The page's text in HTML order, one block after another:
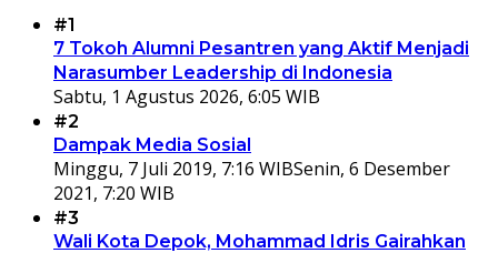
#1
7 Tokoh Alumni Pesantren yang Aktif Menjadi
Narasumber Leadership di Indonesia
Sabtu, 1 Agustus 2026, 6:05 WIB
#2
Dampak Media Sosial
Minggu, 7 Juli 2019, 7:16 WIBSenin, 6 Desember
2021, 7:20 WIB
#3
Wali Kota Depok, Mohammad Idris Gairahkan